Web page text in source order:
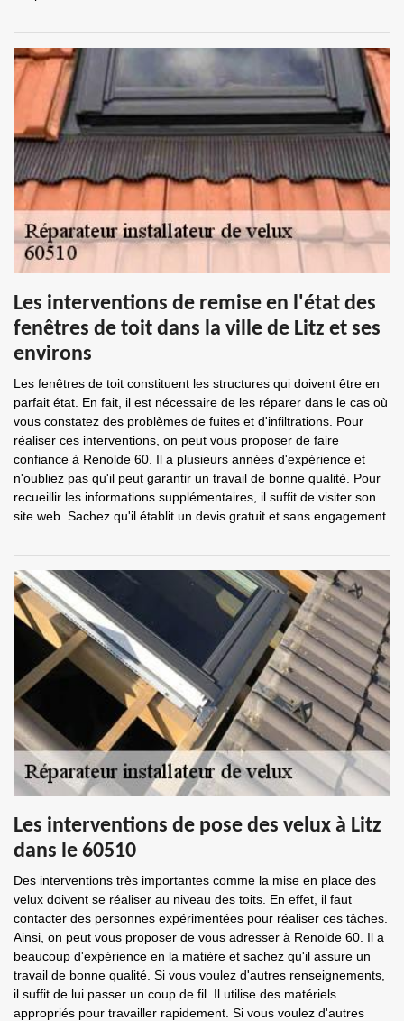
Les interventions de remise en l'état des
fenêtres de toit dans la ville de Litz et ses
environs
Les fenêtres de toit constituent les structures qui doivent être en
parfait état. En fait, il est nécessaire de les réparer dans le cas où
vous constatez des problèmes de fuites et d'infiltrations. Pour
réaliser ces interventions, on peut vous proposer de faire
confiance à Renolde 60. Il a plusieurs années d'expérience et
n'oubliez pas qu'il peut garantir un travail de bonne qualité. Pour
recueillir les informations supplémentaires, il suffit de visiter son
site web. Sachez qu'il établit un devis gratuit et sans engagement.
Les interventions de pose des velux à Litz
dans le 60510
Des interventions très importantes comme la mise en place des
velux doivent se réaliser au niveau des toits. En effet, il faut
contacter des personnes expérimentées pour réaliser ces tâches.
Ainsi, on peut vous proposer de vous adresser à Renolde 60. Il a
beaucoup d'expérience en la matière et sachez qu'il assure un
travail de bonne qualité. Si vous voulez d'autres renseignements,
il suffit de lui passer un coup de fil. Il utilise des matériels
appropriés pour travailler rapidement. Si vous voulez d'autres